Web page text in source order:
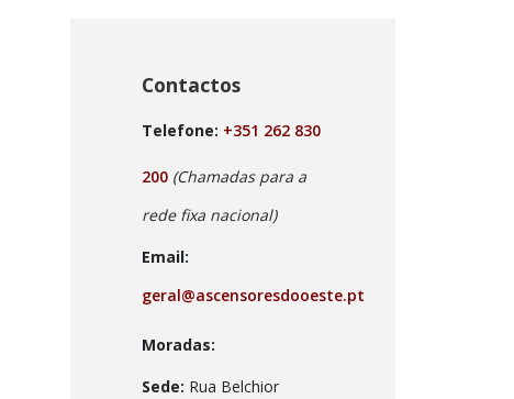
Contactos
Telefone: +351 262 830
200 (Chamadas para a
rede fixa nacional)
Email:
geral@ascensoresdooeste.pt
Moradas:
Sede: Rua Belchior